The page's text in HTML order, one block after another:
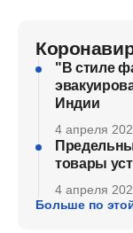
"В стиле
Индии
4 апреля
товары
4 апреля
Больше по